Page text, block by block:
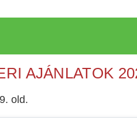
AJÁNLATOK
old.